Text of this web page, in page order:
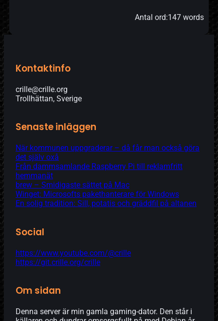
Antal ord:147 words
Kontaktinfo
crille@crille.org
Trollhättan, Sverige
Senaste inläggen
När kommunen uppgraderar – då får man också göra
det själv oxå
Från dammsamlande Raspberry Pi till reklamfritt
hemmanät
brew – Smidigaste sättet på Mac
Winget: Microsofts pakethanterare för Windows
En solig tradition: Sill, potatis och gräddfil på altanen
Social
https://www.youtube.com/@crille
https://git.crille.org/crille
Om sidan
Denna server är min gamla gaming-dator. Den står i